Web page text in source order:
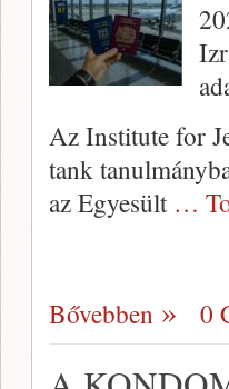
Az Institute for
tank
az Egyesült …
Bővebben 0